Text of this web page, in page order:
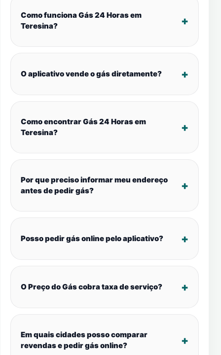
Como funciona Gás 24 Horas em
Teresina?
O aplicativo vende o gás diretamente?
Como encontrar Gás 24 Horas em
Teresina?
Por que preciso informar meu endereço
antes de pedir gás?
Posso pedir gás online pelo aplicativo?
O Preço do Gás cobra taxa de serviço?
Em quais cidades posso comparar
revendas e pedir gás online?